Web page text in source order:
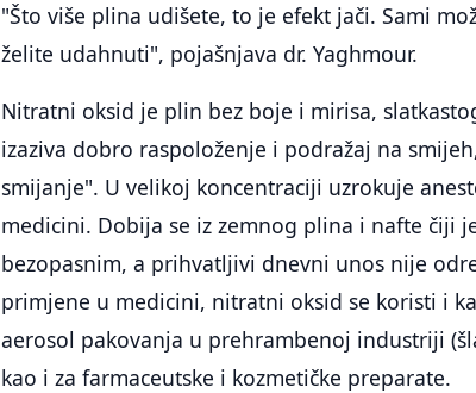
"Što više plina udišete, to je efekt jači. Sami
želite udahnuti", pojašnjava dr. Yaghmour.
Nitratni oksid je plin bez boje i mirisa,
izaziva dobro raspoloženje i podražaj na
smijanje". U velikoj koncentraciji uzrokuje
medicini. Dobija se iz zemnog plina i nafte čiji
bezopasnim, a prihvatljivi dnevni unos nije
primjene u medicini, nitratni oksid se koristi i
aerosol pakovanja u prehrambenoj industriji
kao i za farmaceutske i kozmetičke preparate.